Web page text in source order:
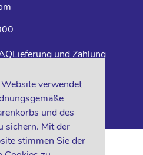
verwendet
und des
sichern. Mit der
stimmen Sie der
Lieferung und Zahlung